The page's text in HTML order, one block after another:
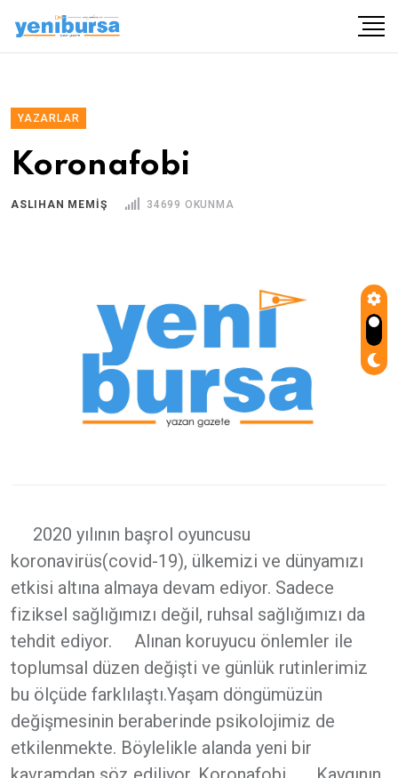
YAZARLAR
Koronafobi
ASLIHAN MEMIŞ 34699 OKUNMA
2020 yılının başrol oyuncusu
koronavirüs(covid-19), ülkemizi ve dünyamızı
etkisi altına almaya devam ediyor. Sadece
fiziksel sağlığımızı değil, ruhsal sağlığımızı da
tehdit ediyor. Alınan koruyucu önlemler ile
toplumsal düzen değişti ve günlük rutinlerimiz
bu ölçüde farklılaştı.Yaşam döngümüzün
değişmesinin beraberinde psikolojimiz de
etkilenmekte. Böylelikle alanda yeni bir